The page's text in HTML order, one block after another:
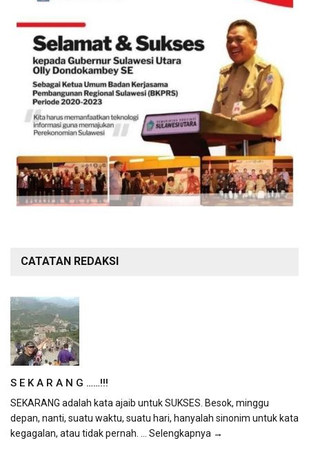
CATATAN REDAKSI
S E K A R A N G ……!!!
SEKARANG adalah kata ajaib untuk SUKSES. Besok, minggu
depan, nanti, suatu waktu, suatu hari, hanyalah sinonim untuk kata
kegagalan, atau tidak pernah. ... Selengkapnya →